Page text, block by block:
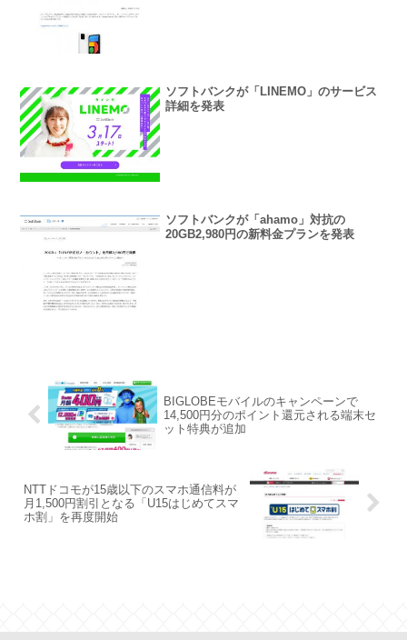
ソフトバンクが「LINEMO」のサービス
詳細を発表
ソフトバンクが「ahamo」対抗の
20GB2,980円の新料金プランを発表
BIGLOBEモバイルのキャンペーンで
14,500円分のポイント還元される端末セ
ット特典が追加
NTTドコモが15歳以下のスマホ通信料が
月1,500円割引となる「U15はじめてスマ
ホ割」を再度開始